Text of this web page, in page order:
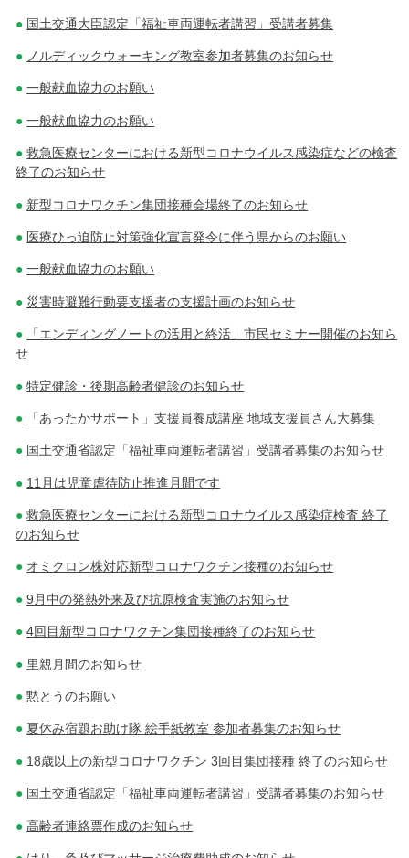
国土交通大臣認定「福祉車両運転者講習」受講者募集
ノルディックウォーキング教室参加者募集のお知らせ
一般献血協力のお願い
一般献血協力のお願い
救急医療センターにおける新型コロナウイルス感染症などの検査
終了のお知らせ
新型コロナワクチン集団接種会場終了のお知らせ
医療ひっ迫防止対策強化宣言発令に伴う県からのお願い
一般献血協力のお願い
災害時避難行動要支援者の支援計画のお知らせ
「エンディングノートの活用と終活」市民セミナー開催のお知ら
せ
特定健診・後期高齢者健診のお知らせ
「あったかサポート」支援員養成講座 地域支援員さん大募集
国土交通省認定「福祉車両運転者講習」受講者募集のお知らせ
11月は児童虐待防止推進月間です
救急医療センターにおける新型コロナウイルス感染症検査 終了
のお知らせ
オミクロン株対応新型コロナワクチン接種のお知らせ
9月中の発熱外来及び抗原検査実施のお知らせ
4回目新型コロナワクチン集団接種終了のお知らせ
里親月間のお知らせ
黙とうのお願い
夏休み宿題お助け隊 絵手紙教室 参加者募集のお知らせ
18歳以上の新型コロナワクチン 3回目集団接種 終了のお知らせ
国土交通省認定「福祉車両運転者講習」受講者募集のお知らせ
高齢者連絡票作成のお知らせ